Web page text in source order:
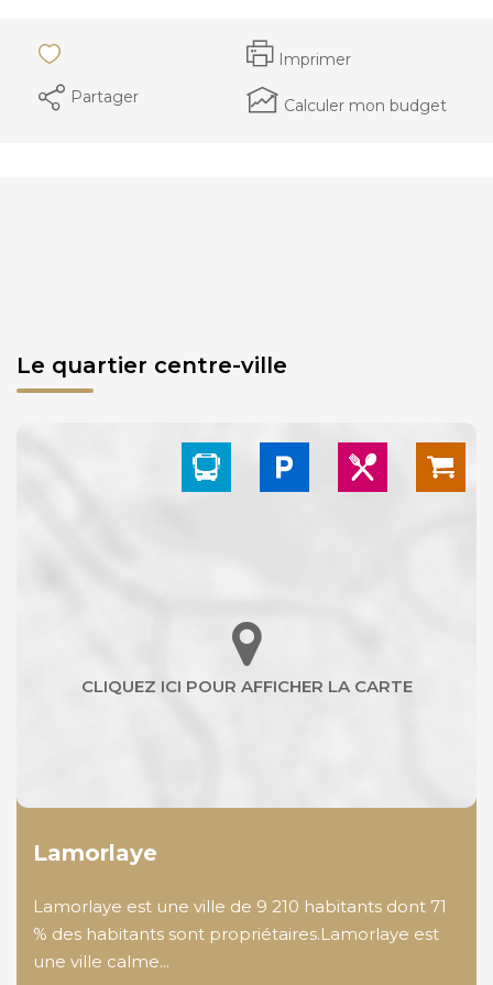
Imprimer
Partager
Calculer mon budget
Le quartier centre-ville
Lamorlaye
Lamorlaye est une ville de 9 210 habitants dont 71
% des habitants sont propriétaires.Lamorlaye est
une ville calme...